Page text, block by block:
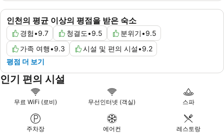
인천의 평균 이상의 평점을 받은 숙소
경험•9.7 청결도•9.5 분위기•9.5
가족 여행•9.3 시설 및 편의 시설•9.2
평점 더 보기
인기 편의 시설
무료 WiFi (로비) 무선인터넷 (객실) 스파
주차장 에어컨 레스토랑